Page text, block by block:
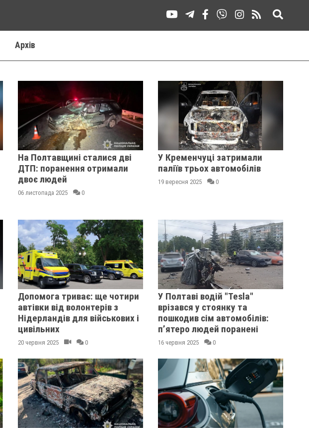
Aрхів
На Полтавщині сталися дві
ДТП: поранення отримали
двоє людей
06 листопада 2025 0
У Кременчуці затримали
паліїв трьох автомобілів
19 вересня 2025 0
Допомога триває: ще чотири
автівки від волонтерів з
Нідерландів для військових і
цивільних
20 червня 2025 0
У Полтаві водій "Tesla"
врізався у стоянку та
пошкодив сім автомобілів:
п’ятеро людей поранені
16 червня 2025 0